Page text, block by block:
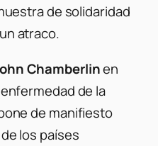
de solidaridad
atraco.
Chamberlinen
de la
de manifiesto
los países